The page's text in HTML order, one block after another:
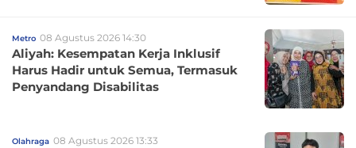
Metro 08 Agustus 2026 14:30
Aliyah: Kesempatan Kerja Inklusif
Harus Hadir untuk Semua, Termasuk
Penyandang Disabilitas
Olahraga 08 Agustus 2026 13:33